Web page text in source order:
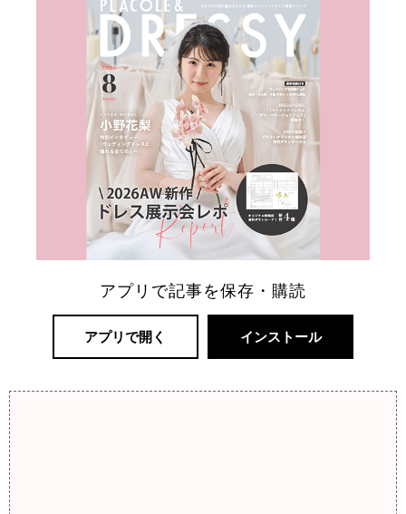
アプリで記事を保存・購読
アプリで開く インストール